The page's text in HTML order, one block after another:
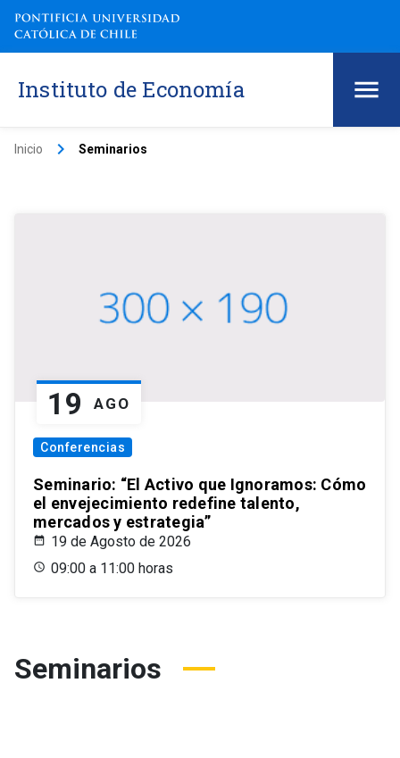
Instituto de Economía
Inicio keyboard_arrow_right Seminarios
19 AGO
Conferencias
Seminario: “El Activo que Ignoramos: Cómo
el envejecimiento redefine talento,
mercados y estrategia”
19 de Agosto de 2026
09:00 a 11:00 horas
Seminarios